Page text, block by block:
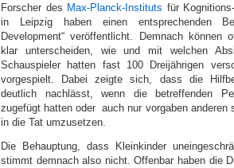
Forscher des Max-Planck-Instituts für
in Leipzig haben einen entsprechenden
Development“ veröffentlicht. Demnach können
klar unterscheiden, wie und mit welchen
Schauspieler hatten fast 100 Dreijährigen
vorgespielt. Dabei zeigte sich, dass die
deutlich nachlässt, wenn die betreffenden
zugefügt hatten oder auch nur vorgaben anderen
in die Tat umzusetzen.
Die Behauptung, dass Kleinkinder
stimmt demnach also nicht. Offenbar haben die